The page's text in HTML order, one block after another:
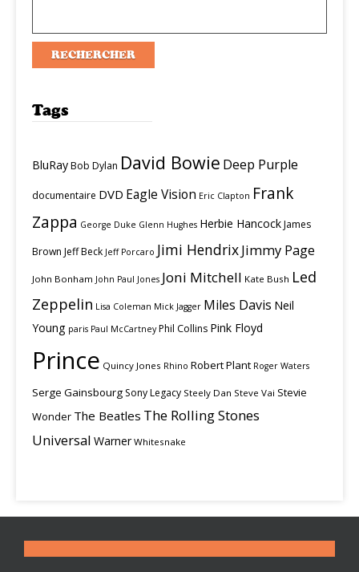
Tags
BluRayBob Dylan David Bowie Deep Purple
documentaire DVD Eagle Vision Eric Clapton Frank
Zappa George Duke Glenn Hughes Herbie HancockJames
Brown Jeff Beck Jeff Porcaro Jimi HendrixJimmy Page
John Bonham John Paul Jones Joni Mitchell Kate Bush Led
Zeppelin Lisa Coleman Mick Jagger Miles Davis Neil
Young paris Paul McCartney Phil Collins Pink Floyd
Prince Quincy Jones Rhino Robert Plant Roger Waters
Serge Gainsbourg Sony Legacy Steely Dan Steve Vai Stevie
Wonder The Beatles The Rolling Stones
Universal Warner Whitesnake